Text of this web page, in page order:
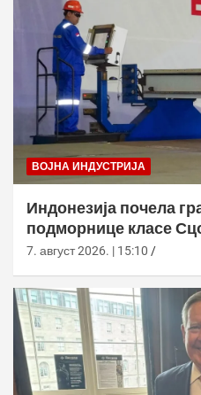
ВОЈНА ИНДУСТРИЈА
Индонезија почела
подморнице класе
7. август 2026. | 15:10